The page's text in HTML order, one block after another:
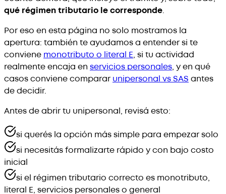
qué régimen tributario le corresponde.
Por eso en esta página no solo mostramos la
apertura: también te ayudamos a entender si te
conviene monotributo o literal E, si tu actividad
realmente encaja en servicios personales, y en qué
casos conviene comparar unipersonal vs SAS antes
de decidir.
Antes de abrir tu unipersonal, revisá esto:
si querés la opción más simple para empezar solo
si necesitás formalizarte rápido y con bajo costo
inicial
si el régimen tributario correcto es monotributo,
literal E, servicios personales o general